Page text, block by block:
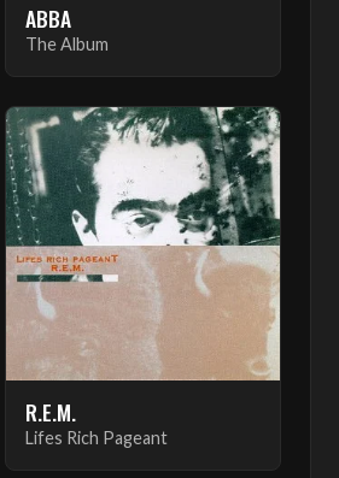
ABBA
The Album
R.E.M.
Lifes Rich Pageant